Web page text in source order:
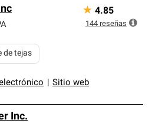
de profesionales de techos
y requisitos estrictos
Sitio web
de tejas
★ 4.85
144 reseñas
Inc.